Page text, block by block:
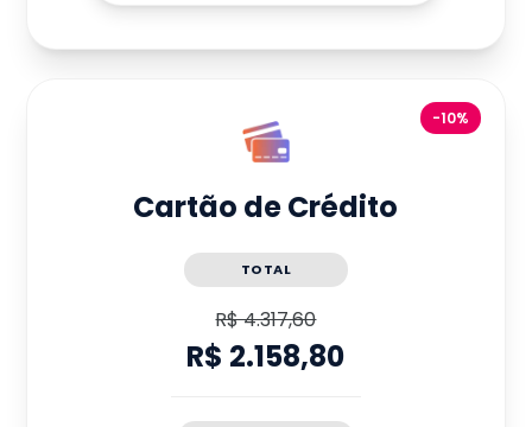
-10%
Cartão de Crédito
TOTAL
R$ 4.317,60
R$ 2.158,80